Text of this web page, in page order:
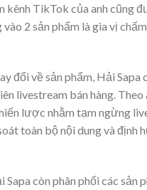
kênh TikTok của anh cũng
2 sản phẩm là gia vị
đổi về sản phẩm, Hải Sapa
livestream bán hàng. Theo
lược nhằm tạm ngừng
toàn bộ nội dung và định
Sapa còn phân phối các sản